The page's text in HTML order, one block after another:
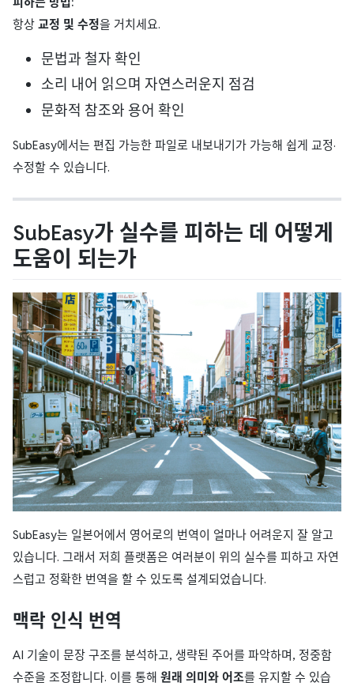
항상 교정 및 수정을 거치세요.
문법과 철자 확인
소리 내어 읽으며 자연스러운지 점검
문화적 참조와 용어 확인
SubEasy에서는 편집 가능한 파일로 내보내기가 가능해 쉽게 교정·
수정할 수 있습니다.
SubEasy가 실수를 피하는 데 어떻게
도움이 되는가
SubEasy는 일본어에서 영어로의 번역이 얼마나 어려운지 잘 알고
있습니다. 그래서 저희 플랫폼은 여러분이 위의 실수를 피하고 자연
스럽고 정확한 번역을 할 수 있도록 설계되었습니다.
맥락 인식 번역
AI 기술이 문장 구조를 분석하고, 생략된 주어를 파악하며, 정중함
수준을 조정합니다. 이를 통해 원래 의미와 어조를 유지할 수 있습